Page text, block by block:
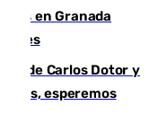
en Granada
de Carlos Dotor y
esperemos